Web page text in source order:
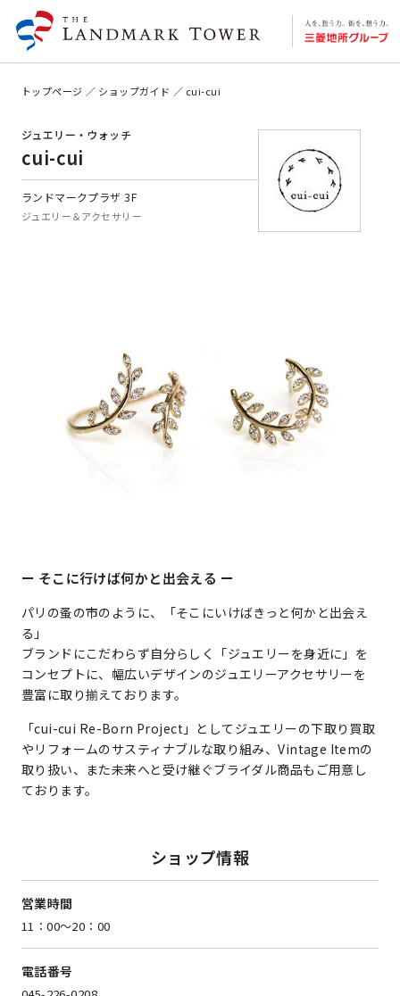
トップページ ショップガイド cui-cui
ジュエリー・ウォッチ
cui-cui
ランドマークプラザ 3F
ジュエリー＆アクセサリー
ー そこに行けば何かと出会える ー
パリの蚤の市のように、「そこにいけばきっと何かと出会え
る」
ブランドにこだわらず自分らしく「ジュエリーを身近に」を
コンセプトに、幅広いデザインのジュエリーアクセサリーを
豊富に取り揃えております。
「cui-cui Re-Born Project」としてジュエリーの下取り買取
やリフォームのサスティナブルな取り組み、Vintage Itemの
取り扱い、また未来へと受け継ぐブライダル商品もご用意し
ております。
ショップ情報
営業時間
11：00～20：00
電話番号